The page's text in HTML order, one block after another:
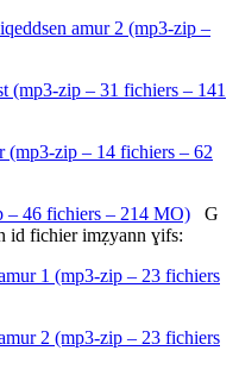
amur 2 (mp3-zip –
(mp3-zip – 31 fichiers – 141
(mp3-zip – 14 fichiers – 62
– 46 fichiers – 214 MO) G
id fichier imẓyann ɣifs:
1 (mp3-zip – 23 fichiers
2 (mp3-zip – 23 fichiers